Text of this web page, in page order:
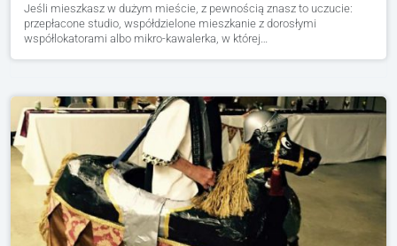
Jeśli mieszkasz w dużym mieście, z pewnością znasz to uczucie:
przepłacone studio, współdzielone mieszkanie z dorosłymi
współlokatorami albo mikro-kawalerka, w której…